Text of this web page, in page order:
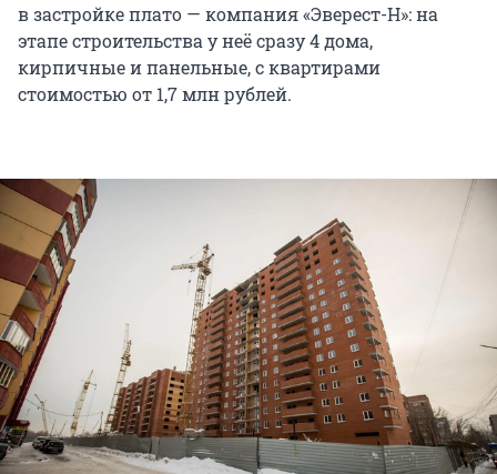
в застройке плато — компания «Эверест-Н»: на
этапе строительства у неё сразу 4 дома,
кирпичные и панельные, с квартирами
стоимостью от 1,7 млн рублей.